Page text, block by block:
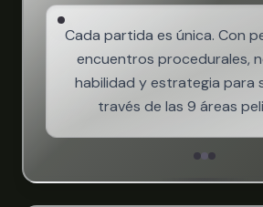
Cada partida es única. Con
encuentros procedurales,
habilidad y estrategia para
través de las 9 áreas